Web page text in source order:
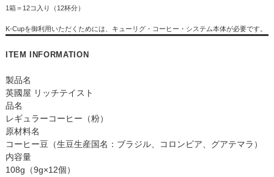
1箱＝12コ入り（12杯分）
K-Cupを御利用いただくためには、キューリグ・コーヒー・システム本体が必要です。
ITEM INFORMATION
製品名
英國屋 リッチテイスト
品名
レギュラーコーヒー（粉）
原材料名
コーヒー豆（生豆生産国名：ブラジル、コロンビア、グアテマラ）
内容量
108g（9g×12個）